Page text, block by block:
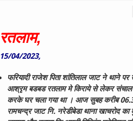
रतलाम,
15/04/2023,
फरियादी राजेश पिता शांतिलाल जाट ने थाने
आश्रृम बडबड रतलाम मे किराये से लेकर
करके घर चला गया था । आज सुबह करीब
रामचन्द्र जाट नि. नरेडीबेडा थाना खाचरोद